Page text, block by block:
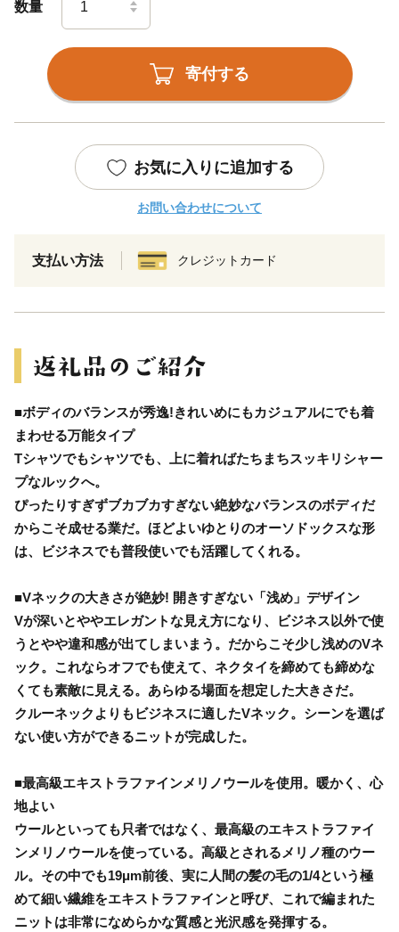
数量
寄付する
お気に入りに追加する
お問い合わせについて
支払い方法 クレジットカード
■ボディのバランスが秀逸!きれいめにもカジュアルにでも着
まわせる万能タイプ
Tシャツでもシャツでも、上に着ればたちまちスッキリシャー
プなルックへ。
ぴったりすぎずブカブカすぎない絶妙なバランスのボディだ
からこそ成せる業だ。ほどよいゆとりのオーソドックスな形
は、ビジネスでも普段使いでも活躍してくれる。
■Vネックの大きさが絶妙! 開きすぎない「浅め」デザイン
Vが深いとややエレガントな見え方になり、ビジネス以外で使
うとやや違和感が出てしまいまう。だからこそ少し浅めのVネ
ック。これならオフでも使えて、ネクタイを締めても締めな
くても素敵に見える。あらゆる場面を想定した大きさだ。
クルーネックよりもビジネスに適したVネック。シーンを選ば
ない使い方ができるニットが完成した。
■最高級エキストラファインメリノウールを使用。暖かく、心
地よい
ウールといっても只者ではなく、最高級のエキストラファイ
ンメリノウールを使っている。高級とされるメリノ種のウー
ル。その中でも19μm前後、実に人間の髪の毛の1/4という極
めて細い繊維をエキストラファインと呼び、これで編まれた
ニットは非常になめらかな質感と光沢感を発揮する。